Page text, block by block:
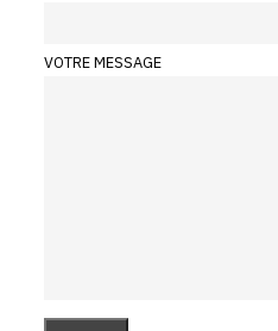
VOTRE MESSAGE